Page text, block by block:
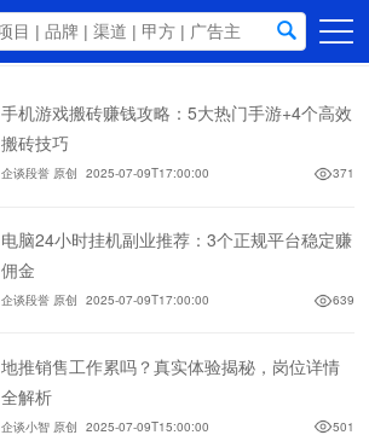
手机游戏搬砖赚钱攻略：5大热门手游+4个高效
搬砖技巧
企谈段誉 原创 2025-07-09T17:00:00 371
电脑24小时挂机副业推荐：3个正规平台稳定赚
佣金
企谈段誉 原创 2025-07-09T17:00:00 639
地推销售工作累吗？真实体验揭秘，岗位详情
全解析
企谈小智 原创 2025-07-09T15:00:00 501